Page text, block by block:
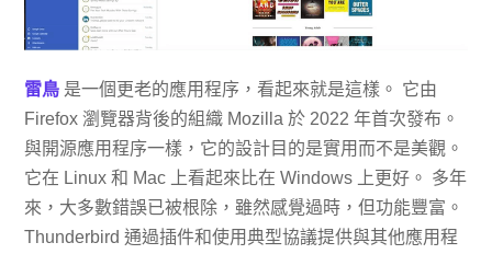
雷鳥 是一個更老的應用程序，看起來就是這樣。 它由
Firefox 瀏覽器背後的組織 Mozilla 於 2022 年首次發布。
與開源應用程序一樣，它的設計目的是實用而不是美觀。
它在 Linux 和 Mac 上看起來比在 Windows 上更好。 多年
來，大多數錯誤已被根除，雖然感覺過時，但功能豐富。
Thunderbird 通過插件和使用典型協議提供與其他應用程